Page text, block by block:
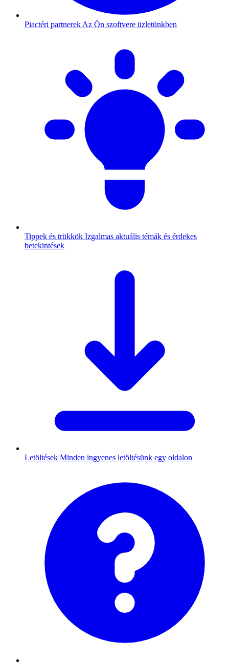
Piactéri partnerek Az Ön szoftvere üzletünkben
Tippek és trükkök Izgalmas aktuális témák és érdekes
betekintések
Letöltések Minden ingyenes letöltésünk egy oldalon